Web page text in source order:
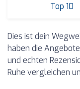
Top 10
Dies ist dein
haben die
und echten
Ruhe vergleichen